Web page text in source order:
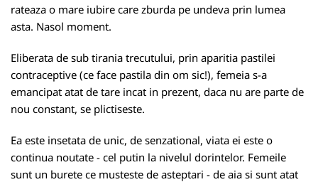
rateaza o mare iubire care zburda pe undeva prin lumea
asta. Nasol moment.
Eliberata de sub tirania trecutului, prin aparitia pastilei
contraceptive (ce face pastila din om sic!), femeia s-a
emancipat atat de tare incat in prezent, daca nu are parte de
nou constant, se plictiseste.
Ea este insetata de unic, de senzational, viata ei este o
continua noutate - cel putin la nivelul dorintelor. Femeile
sunt un burete ce musteste de asteptari - de aia si sunt atat